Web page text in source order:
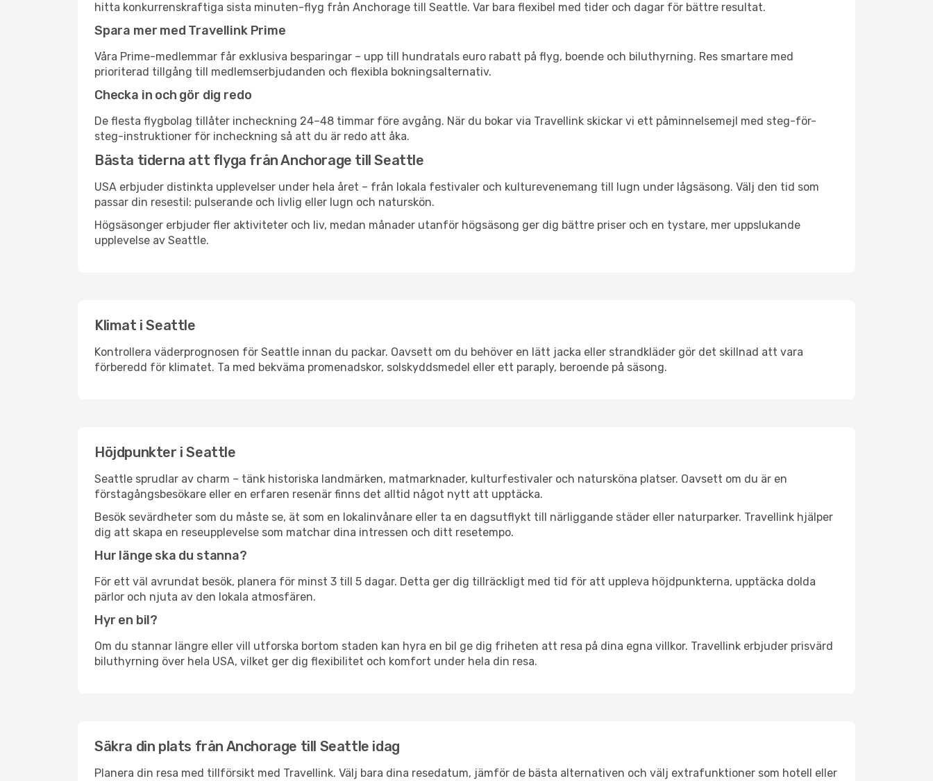
hitta konkurrenskraftiga sista minuten-flyg från Anchorage till Seattle. Var bara flexibel med tider och dagar för bättre resultat.
Spara mer med Travellink Prime
Våra Prime-medlemmar får exklusiva besparingar – upp till hundratals euro rabatt på flyg, boende och biluthyrning. Res smartare med
prioriterad tillgång till medlemserbjudanden och flexibla bokningsalternativ.
Checka in och gör dig redo
De flesta flygbolag tillåter incheckning 24–48 timmar före avgång. När du bokar via Travellink skickar vi ett påminnelsemejl med steg-för-
steg-instruktioner för incheckning så att du är redo att åka.
Bästa tiderna att flyga från Anchorage till Seattle
USA erbjuder distinkta upplevelser under hela året – från lokala festivaler och kulturevenemang till lugn under lågsäsong. Välj den tid som
passar din resestil: pulserande och livlig eller lugn och naturskön.
Högsäsonger erbjuder fler aktiviteter och liv, medan månader utanför högsäsong ger dig bättre priser och en tystare, mer uppslukande
upplevelse av Seattle.
Klimat i Seattle
Kontrollera väderprognosen för Seattle innan du packar. Oavsett om du behöver en lätt jacka eller strandkläder gör det skillnad att vara
förberedd för klimatet. Ta med bekväma promenadskor, solskyddsmedel eller ett paraply, beroende på säsong.
Höjdpunkter i Seattle
Seattle sprudlar av charm – tänk historiska landmärken, matmarknader, kulturfestivaler och natursköna platser. Oavsett om du är en
förstagångsbesökare eller en erfaren resenär finns det alltid något nytt att upptäcka.
Besök sevärdheter som du måste se, ät som en lokalinvånare eller ta en dagsutflykt till närliggande städer eller naturparker. Travellink hjälper
dig att skapa en reseupplevelse som matchar dina intressen och ditt resetempo.
Hur länge ska du stanna?
För ett väl avrundat besök, planera för minst 3 till 5 dagar. Detta ger dig tillräckligt med tid för att uppleva höjdpunkterna, upptäcka dolda
pärlor och njuta av den lokala atmosfären.
Hyr en bil?
Om du stannar längre eller vill utforska bortom staden kan hyra en bil ge dig friheten att resa på dina egna villkor. Travellink erbjuder prisvärd
biluthyrning över hela USA, vilket ger dig flexibilitet och komfort under hela din resa.
Säkra din plats från Anchorage till Seattle idag
Planera din resa med tillförsikt med Travellink. Välj bara dina resedatum, jämför de bästa alternativen och välj extrafunktioner som hotell eller